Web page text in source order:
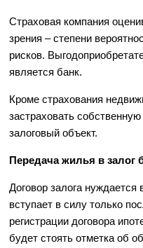
Страховая компания
зрения – степени
рисков.
является банк.
Кроме страхования
застраховать
залоговый объект.
Передача жилья в залог
Договор залога нуждается
вступает в силу только
регистрации договора
будет стоять отметка об